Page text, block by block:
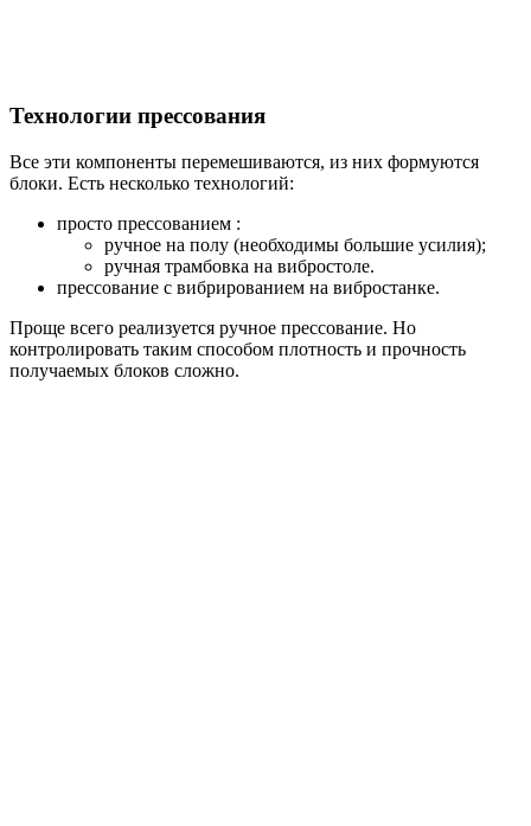
Технологии прессования
Все эти компоненты перемешиваются, из них формуются
блоки. Есть несколько технологий:
просто прессованием :
ручное на полу (необходимы большие усилия);
ручная трамбовка на вибростоле.
прессование с вибрированием на вибростанке.
Проще всего реализуется ручное прессование. Но
контролировать таким способом плотность и прочность
получаемых блоков сложно.